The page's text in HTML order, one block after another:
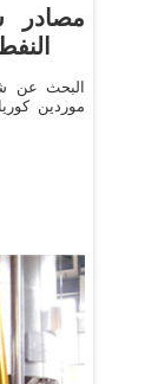
مصادر
البحث عن
موردين